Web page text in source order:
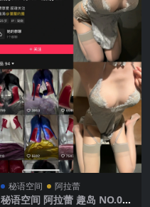
秘语空间 阿拉蕾
秘语空间 阿拉蕾 趣岛 NO.005